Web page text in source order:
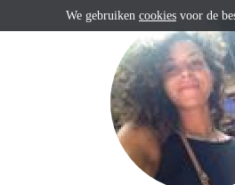
We gebruiken cookies voor de